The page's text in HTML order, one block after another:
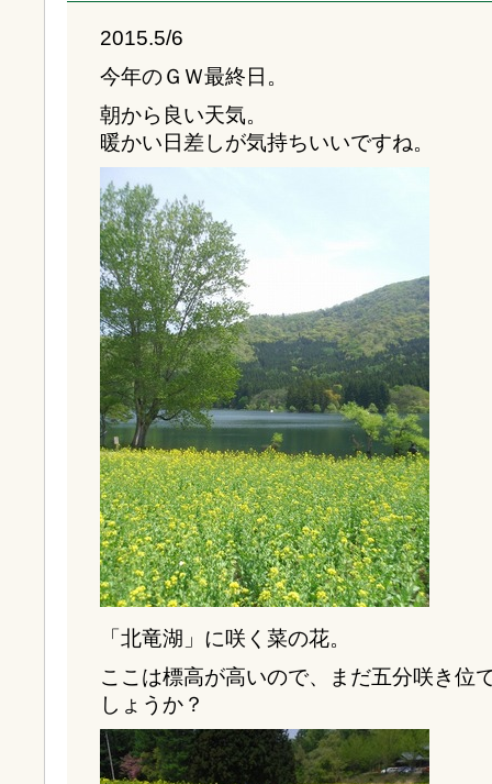
2015.5/6
今年のＧＷ最終日。
朝から良い天気。
暖かい日差しが気持ちいいですね。
「北竜湖」に咲く菜の花。
ここは標高が高いので、まだ五分咲き位
しょうか？